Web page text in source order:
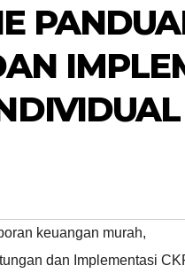
keuangan murah,
dan Implementasi